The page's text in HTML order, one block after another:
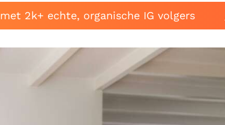
2k+ echte, organische IG volgers